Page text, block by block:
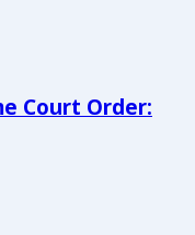
Court Order: